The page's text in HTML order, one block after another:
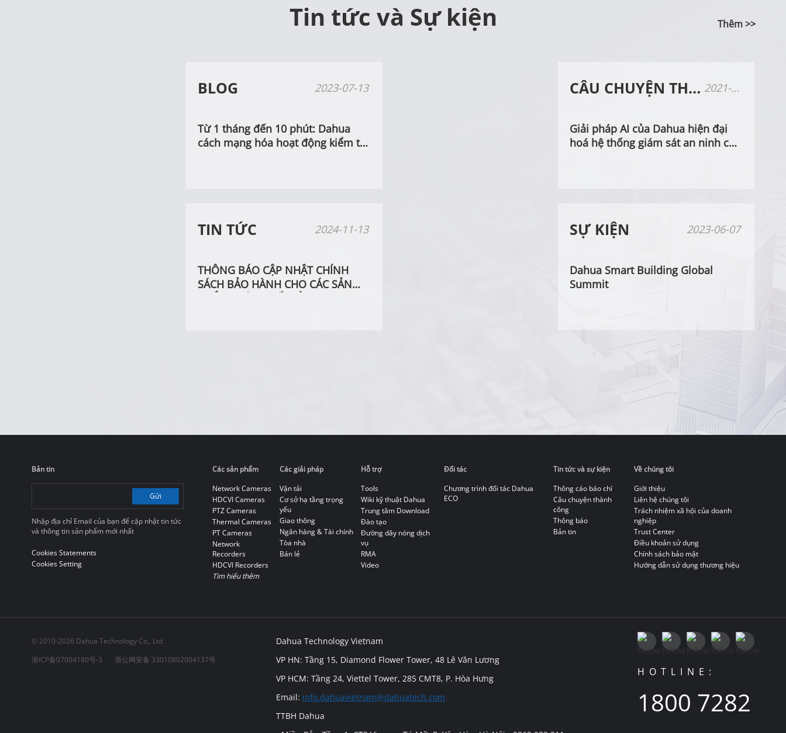
Tin tức và Sự kiện Thêm >>
BLOG 2023-07-13
Từ 1 tháng đến 10 phút: Dahua
cách mạng hóa hoạt động kiểm tra
CÂU CHUYỆN THÀNH CÔNG 2021-09-14
Giải pháp AI của Dahua hiện đại
hoá hệ thống giám sát an ninh của
TIN TỨC 2024-11-13
THÔNG BÁO CẬP NHẬT CHÍNH
SÁCH BẢO HÀNH CHO CÁC SẢN
SỰ KIỆN 2023-06-07
Dahua Smart Building Global
Summit
Bản tin
Gửi
Nhập địa chỉ Email của bạn để cập nhật tin tức
và thông tin sản phẩm mới nhất
Cookies Statements
Cookies Setting
Các sản phẩm
Network Cameras
HDCVI Cameras
PTZ Cameras
Thermal Cameras
PT Cameras
Network
Recorders
HDCVI Recorders
Tìm hiểu thêm
Các giải pháp
Vận tải
Cơ sở hạ tầng trọng
yếu
Giao thông
Ngân hàng & Tài chính
Tòa nhà
Bán lẻ
Hỗ trợ
Tools
Wiki kỹ thuật Dahua
Trung tâm Download
Đào tạo
Đường dây nóng dịch
vụ
RMA
Video
Đối tác
Chương trình đối tác Dahua
ECO
Tin tức và sự kiện
Thông cáo báo chí
Câu chuyện thành
công
Thông báo
Bản tin
Về chúng tôi
Giới thiệu
Liên hệ chúng tôi
Trách nhiệm xã hội của doanh
nghiệp
Trust Center
Điều khoản sử dụng
Chính sách bảo mật
Hướng dẫn sử dụng thương hiệu
HOTLINE:
1800 7282
Dahua Technology Vietnam
VP HN: Tầng 15, Diamond Flower Tower, 48 Lê Văn Lương
VP HCM: Tầng 24, Viettel Tower, 285 CMT8, P. Hòa Hưng
Email: info.dahuavietnam@dahuatech.com
TTBH Dahua
© 2010-2026 Dahua Technology Co., Ltd
浙ICP备07004180号-3
浙公网安备 33010802004137号